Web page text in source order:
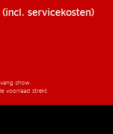
servicekosten)
show.
voorraad strekt.